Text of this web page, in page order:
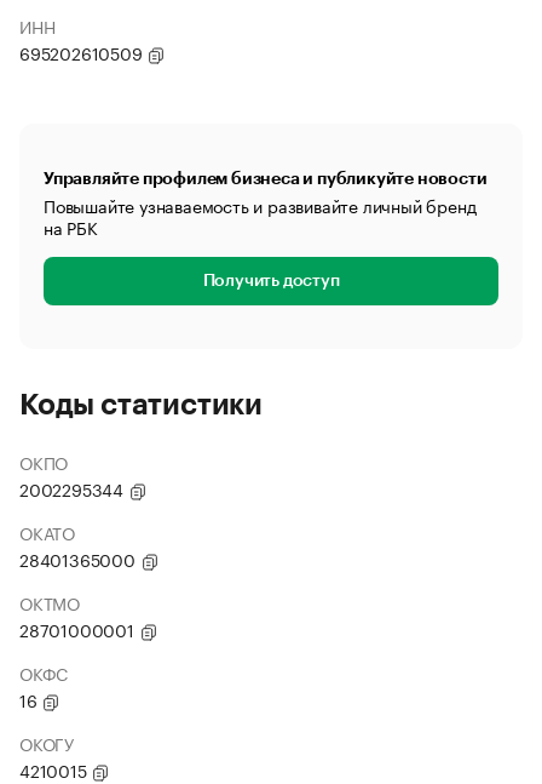
ИНН
695202610509
Управляйте профилем бизнеса и публикуйте новости
Повышайте узнаваемость и развивайте личный бренд
на РБК
Получить доступ
Коды статистики
ОКПО
2002295344
ОКАТО
28401365000
ОКТМО
28701000001
ОКФС
16
ОКОГУ
4210015